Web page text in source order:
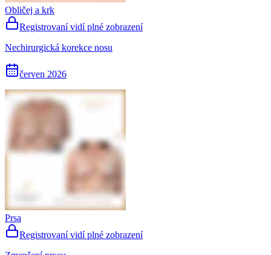
Obličej a krk
Registrovaní vidí plné zobrazení
Nechirurgická korekce nosu
červen 2026
Prsa
Registrovaní vidí plné zobrazení